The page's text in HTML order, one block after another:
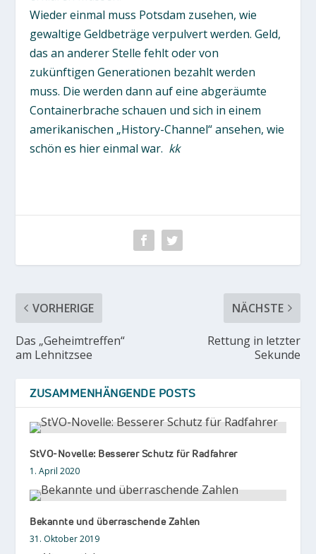
Wieder einmal muss Potsdam zusehen, wie
gewaltige Geldbeträge verpulvert werden. Geld,
das an anderer Stelle fehlt oder von
zukünftigen Generationen bezahlt werden
muss. Die werden dann auf eine abgeräumte
Containerbrache schauen und sich in einem
amerikanischen „History-Channel“ ansehen, wie
schön es hier einmal war. kk
VORHERIGE
Das „Geheimtreffen“
am Lehnitzsee
NÄCHSTE
Rettung in letzter
Sekunde
ZUSAMMENHÄNGENDE POSTS
StVO-Novelle: Besserer Schutz für Radfahrer
1. April 2020
Bekannte und überraschende Zahlen
31. Oktober 2019